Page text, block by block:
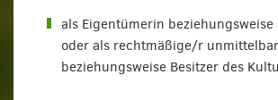
als Eigentümerin
oder als rechtmäßige/r
beziehungsweise Besitzer des